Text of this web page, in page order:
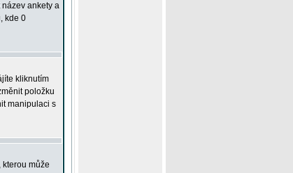
ankety a
kde 0
kliknutím
položku
manipulaci s
může